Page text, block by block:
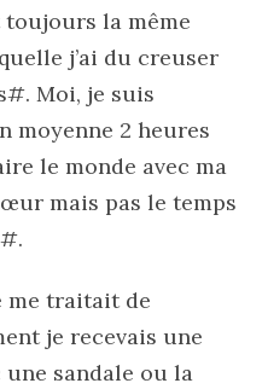
la même
j’ai du creuser
Moi, je suis
moyenne 2 heures
le monde avec ma
mais pas le temps
me traitait de
je recevais une
une sandale ou la